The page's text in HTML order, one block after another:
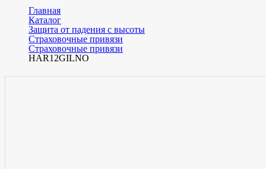
Главная
Каталог
Защита от падения с высоты
Страховочные привязи
Страховочные привязи
HAR12GILNO